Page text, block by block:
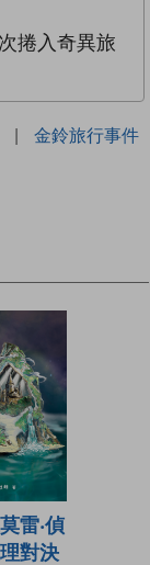
捲入奇異旅
|
金鈴旅行事件
雷‧偵
對決